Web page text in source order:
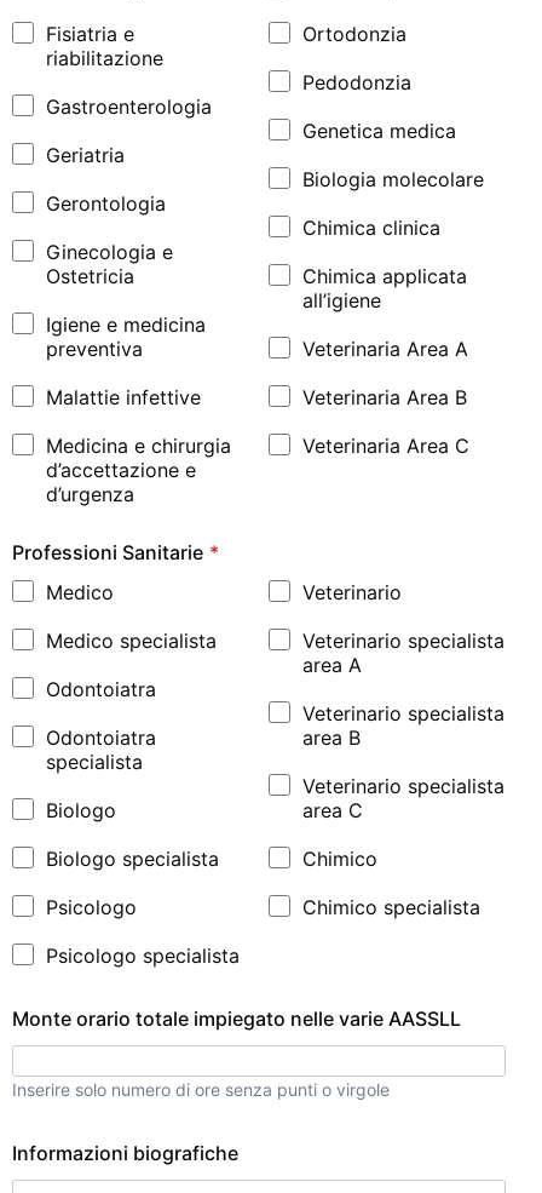
Fisiatria e
riabilitazione
Gastroenterologia
Geriatria
Gerontologia
Ginecologia e
Ostetricia
Igiene e medicina
preventiva
Malattie infettive
Medicina e chirurgia
d’accettazione e
d’urgenza
Ortodonzia
Pedodonzia
Genetica medica
Biologia molecolare
Chimica clinica
Chimica applicata
all’igiene
Veterinaria Area A
Veterinaria Area B
Veterinaria Area C
Professioni Sanitarie *
Medico
Medico specialista
Odontoiatra
Odontoiatra
specialista
Biologo
Biologo specialista
Psicologo
Psicologo specialista
Veterinario
Veterinario specialista
area A
Veterinario specialista
area B
Veterinario specialista
area C
Chimico
Chimico specialista
Monte orario totale impiegato nelle varie AASSLL
Inserire solo numero di ore senza punti o virgole
Informazioni biografiche